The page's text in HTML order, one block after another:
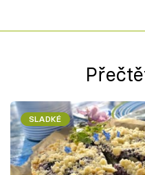
SLADKÉ